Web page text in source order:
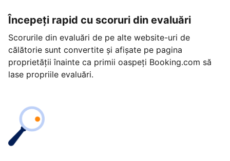
Începeți rapid cu scoruri din evaluări
Scorurile din evaluări de pe alte website-uri de
călătorie sunt convertite și afișate pe pagina
proprietății înainte ca primii oaspeți Booking.com să
lase propriile evaluări.